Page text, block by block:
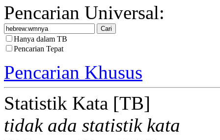
Pencarian Universal:
Hanya dalam TB
Pencarian Tepat
Pencarian Khusus
Statistik Kata [TB]
tidak ada statistik kata